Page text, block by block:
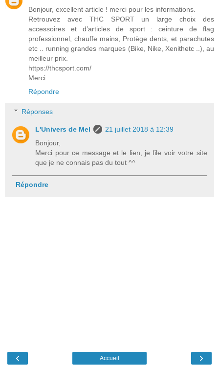
Bonjour, excellent article ! merci pour les informations.
Retrouvez avec THC SPORT un large choix des
accessoires et d’articles de sport : ceinture de flag
professionnel, chauffe mains, Protège dents, et parachutes
etc .. running grandes marques (Bike, Nike, Xenithetc ..), au
meilleur prix.
https://thcsport.com/
Merci
Répondre
Réponses
L'Univers de Mel
21 juillet 2018 à 12:39
Bonjour,
Merci pour ce message et le lien, je file voir votre site
que je ne connais pas du tout ^^
Répondre
‹ ›
Accueil